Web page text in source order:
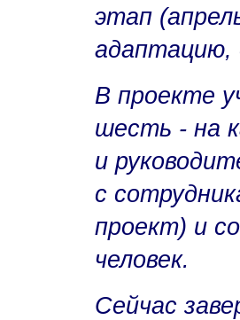
этап
адаптацию,
В проекте
шесть - на
и
с
проект) и
человек.
Сейчас